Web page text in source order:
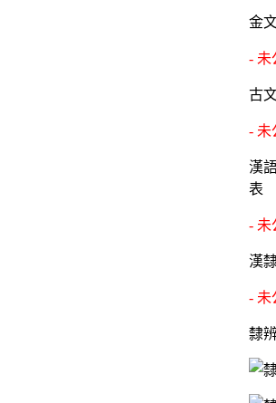
金
- 未
古
- 未
漢
表
- 未
漢
- 未
隸